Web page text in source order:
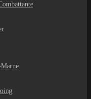
Marne